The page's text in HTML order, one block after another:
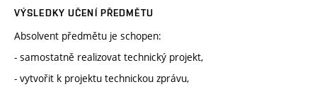
VÝSLEDKY UČENÍ PŘEDMĚTU
Absolvent předmětu je schopen:
- samostatně realizovat technický projekt,
- vytvořit k projektu technickou zprávu,